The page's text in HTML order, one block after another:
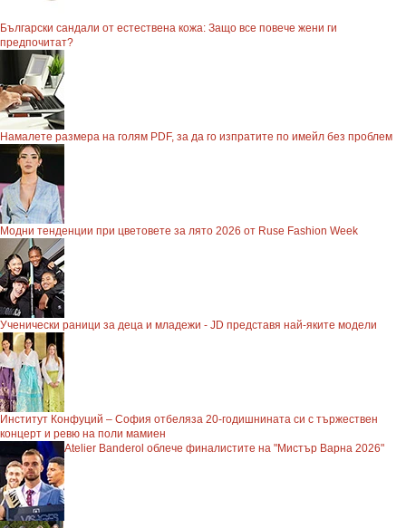
Български сандали от естествена кожа: Защо все повече жени ги
предпочитат?
Намалете размера на голям PDF, за да го изпратите по имейл без проблем
Модни тенденции при цветовете за лято 2026 от Ruse Fashion Week
Ученически раници за деца и младежи - JD представя най-яките модели
Институт Конфуций – София отбеляза 20-годишнината си с тържествен
концерт и ревю на поли мамиен
Atelier Banderol облече финалистите на "Мистър Варна 2026"